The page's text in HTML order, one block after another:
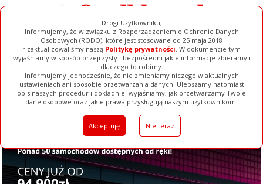
Drogi Użytkowniku,
Informujemy, że w związku z Rozporządzeniem o Ochronie Danych
Osobowych (RODO), które jest stosowane od 25 maja 2018
r.zaktualizowaliśmy naszą Politykę prywatności. W dokumencie tym
wyjaśniamy w sposób przejrzysty i bezpośredni jakie informacje zbieramy i
dlaczego to robimy.
Informujemy jednocześnie, że nie zmieniamy niczego w aktualnych
ustawieniach ani sposobie przetwarzania danych. Ulepszamy natomiast
opis naszych procedur i dokładniej wyjaśniamy, jak przetwarzamy Twoje
dane osobowe oraz jakie prawa przysługują naszym użytkownikom.
Akceptuję Nie teraz
Ogłoszenia Filmy Galerie Baza Firm Pełna Wersja